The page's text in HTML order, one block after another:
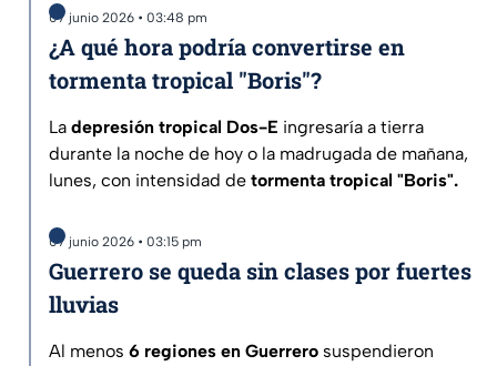
07 junio 2026 • 03:48 pm
¿A qué hora podría convertirse en
tormenta tropical "Boris"?
La depresión tropical Dos-E ingresaría a tierra
durante la noche de hoy o la madrugada de mañana,
lunes, con intensidad de tormenta tropical "Boris".
07 junio 2026 • 03:15 pm
Guerrero se queda sin clases por fuertes
lluvias
Al menos 6 regiones en Guerrero suspendieron